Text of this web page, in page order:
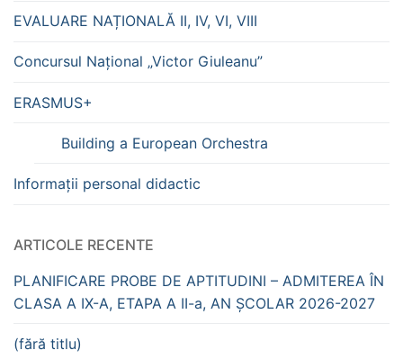
EVALUARE NAȚIONALĂ II, IV, VI, VIII
Concursul Național „Victor Giuleanu”
ERASMUS+
Building a European Orchestra
Informații personal didactic
ARTICOLE RECENTE
PLANIFICARE PROBE DE APTITUDINI – ADMITEREA ÎN
CLASA A IX-A, ETAPA A II-a, AN ȘCOLAR 2026-2027
(fără titlu)